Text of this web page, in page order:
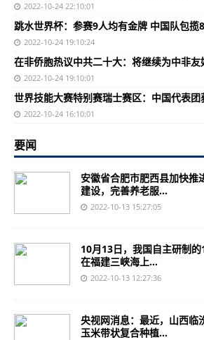
2022-10-24 22:10:01
跳水世界杯：参赛9人均有金牌 中国队包揽
2022-10-24 19:10:24
在非侨胞热议中共二十大：将继续为中非友
2022-10-24 19:10:01
世界技能大赛特别赛瑞士赛区：中国代表团
2022-10-24 16:10:01
要闻
安徽省合肥市肥西县加快推
建设，完善养老服...
2022-10-13 15:27:05
10月13日，我国自主研制
在福建三峡海上...
2022-10-13 12:27:36
央视网消息：最近，山西临
玉米带状复合种植...